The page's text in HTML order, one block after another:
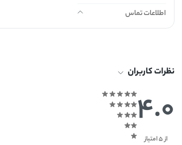
اطلاعات تماس
نظرات کاربران
4.0
از 5 امتیاز